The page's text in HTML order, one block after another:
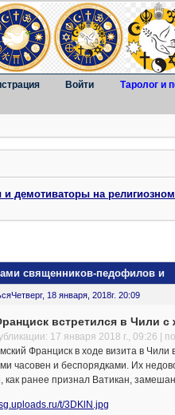
Войти Таролог и
и демотиваторы на
священников-педофилов и
Четверг, 18 января, 2018г. 20:09
встретился в Чили
17 января 2018 г., 09:26 |
Франциск в ходе визита в Чили
часовен и беспорядками. Их
как ранее признал Ватикан,